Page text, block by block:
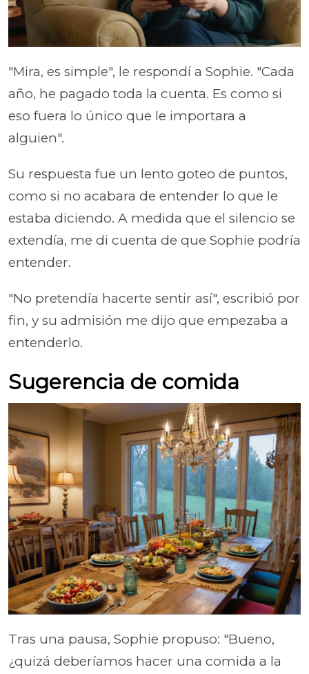
"Mira, es simple", le respondí a Sophie. "Cada
año, he pagado toda la cuenta. Es como si
eso fuera lo único que le importara a
alguien".
Su respuesta fue un lento goteo de puntos,
como si no acabara de entender lo que le
estaba diciendo. A medida que el silencio se
extendía, me di cuenta de que Sophie podría
entender.
"No pretendía hacerte sentir así", escribió por
fin, y su admisión me dijo que empezaba a
entenderlo.
Sugerencia de comida
Tras una pausa, Sophie propuso: "Bueno,
¿quizá deberíamos hacer una comida a la